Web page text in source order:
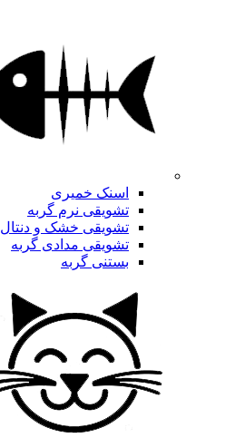
اسنک خمیری
تشویقی نرم گربه
تشویقی خشک و دنتال
تشویقی مدادی گربه
بستنی گربه